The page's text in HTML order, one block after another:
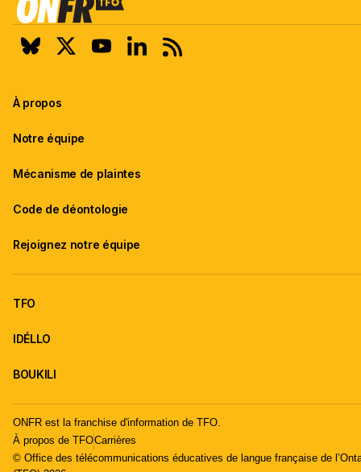
À propos
Notre équipe
Mécanisme de plaintes
Code de déontologie
Rejoignez notre équipe
TFO
IDÉLLO
BOUKILI
ONFR est la franchise d'information de TFO.
À propos de TFOCarrières
© Office des télécommunications éducatives de langue française de